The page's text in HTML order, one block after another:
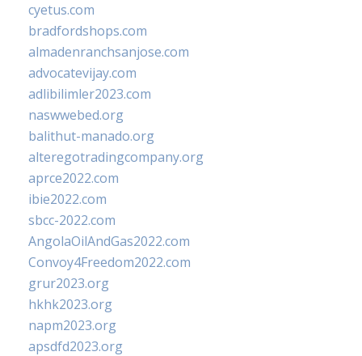
cyetus.com
bradfordshops.com
almadenranchsanjose.com
advocatevijay.com
adlibilimler2023.com
naswwebed.org
balithut-manado.org
alteregotradingcompany.org
aprce2022.com
ibie2022.com
sbcc-2022.com
AngolaOilAndGas2022.com
Convoy4Freedom2022.com
grur2023.org
hkhk2023.org
napm2023.org
apsdfd2023.org